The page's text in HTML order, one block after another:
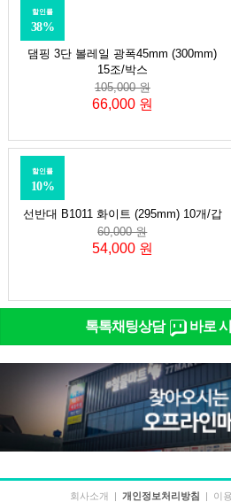
댐핑 3단 볼레일 광폭45mm (300mm)
15조/박스
할인률
38%
105,000 원
66,000 원
선반대 B1011 화이트 (295mm) 10개/갑
할인률
10%
60,000 원
54,000 원
톡톡채팅상담 바로
회사소개 | 개인정보처리방침 | 이